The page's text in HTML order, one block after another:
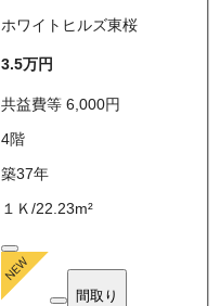
ホワイトヒルズ東桜
3.5万円
共益費等6,000円
4階
築37年
１Ｋ/22.23m²
間取り